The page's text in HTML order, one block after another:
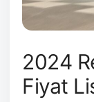
2024
Fiyat